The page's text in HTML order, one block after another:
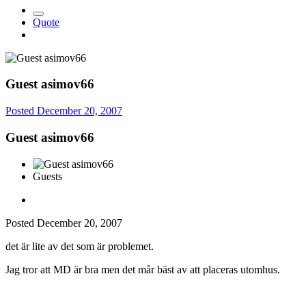
Quote
Guest asimov66
Posted December 20, 2007
Guest asimov66
Guests
Posted December 20, 2007
det är lite av det som är problemet.
Jag tror att MD är bra men det mår bäst av att placeras utomhus.